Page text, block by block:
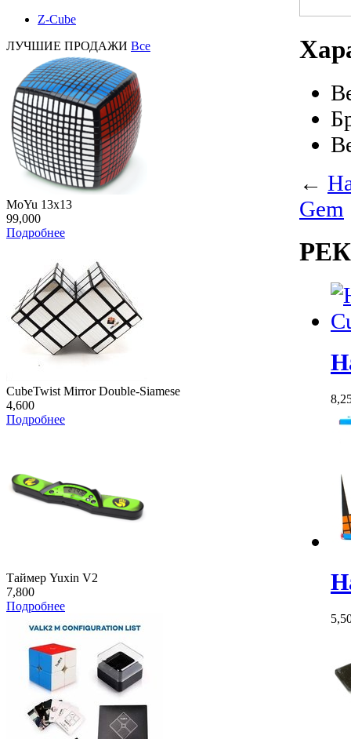
Z-Cube
ЛУЧШИЕ ПРОДАЖИ Все
MoYu 13x13
99,000
Подробнее
CubeTwist Mirror Double-Siamese
4,600
Подробнее
Таймер Yuxin V2
7,800
Подробнее
←
Gem